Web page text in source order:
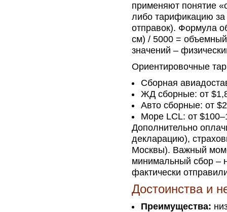
применяют понятие
либо тарификацию
отправок). Формула
см) / 5000 = объемный
значений –
Ориентировочные
Сборная
ЖД сборные: от
Авто сборные: от
Море LCL: от
Дополнительно
декларацию),
Москвы). Важный
минимальный сбор –
фактически
Достоинства и
Преимущества: